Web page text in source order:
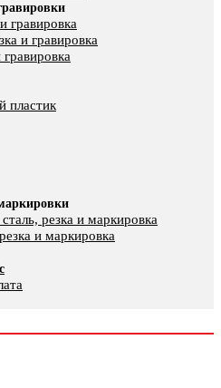
гравировка
и гравировка
пластик
резка и маркировка
и маркировка